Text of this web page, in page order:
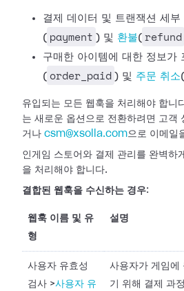
결제 데이터 및 트랜잭션 세부
( payment ) 및 환불( refund
구매한 아이템에 대한 정보가
( order_paid ) 및 주문 취소(
유입되는 모든 웹훅을 처리해야 합니
는 새로운 옵션으로 전환하려면 고객
거나 csm@xsolla.com으로 이메일
인게임 스토어와 결제 관리를 완벽하
을 처리해야 합니다.
결합된 웹훅을 수신하는 경우:
웹훅 이름 및 유
형
설명
사용자 유효성
검사 >사용자 유
사용자가 게임에
기 위해 결제 과